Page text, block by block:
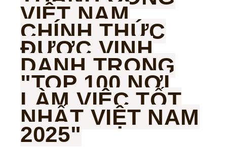
VIỆT NAM
CHÍNH THỨC
ĐƯỢC VINH
DANH TRONG
"TOP 100 NƠI
LÀM VIỆC TỐT
NHẤT VIỆT NAM
2025"